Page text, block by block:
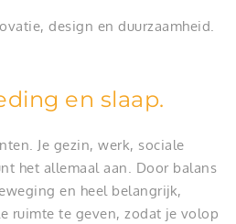
design en duurzaamheid.
en slaap.
Je gezin, werk, sociale
het allemaal aan. Door balans
en heel belangrijk,
ruimte te geven, zodat je volop